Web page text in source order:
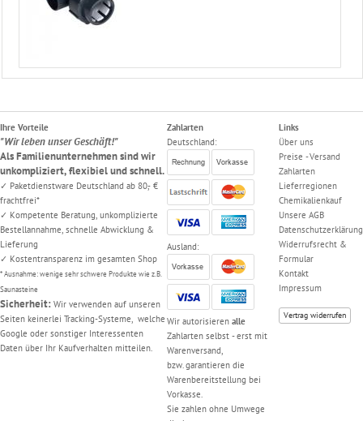
Ihre Vorteile
"Wir leben unser Geschäft!"
Als Familienunternehmen sind wir
unkompliziert, flexibiel und schnell.
✓ Paketdienstware Deutschland ab 80,- €
frachtfrei*
✓ Kompetente Beratung, unkomplizierte
Bestellannahme, schnelle Abwicklung &
Lieferung
✓ Kostentransparenz im gesamten Shop
* Ausnahme: wenige sehr schwere Produkte wie z.B.
Saunasteine
Sicherheit: Wir verwenden auf unseren
Seiten keinerlei Tracking-Systeme, welche
Google oder sonstiger Interessenten
Daten über Ihr Kaufverhalten mitteilen.
Zahlarten
Deutschland:
Ausland:
Wir autorisierenalle
Zahlarten selbst - erst mit
Warenversand,
bzw. garantieren die
Warenbereitstellung bei
Vorkasse.
Sie zahlen ohne Umwege
Links
Über uns
Preise - Versand
Zahlarten
Lieferregionen
Chemikalienkauf
Unsere AGB
Datenschutzerklärung
Widerrufsrecht &
Formular
Kontakt
Impressum
Vertrag widerrufen